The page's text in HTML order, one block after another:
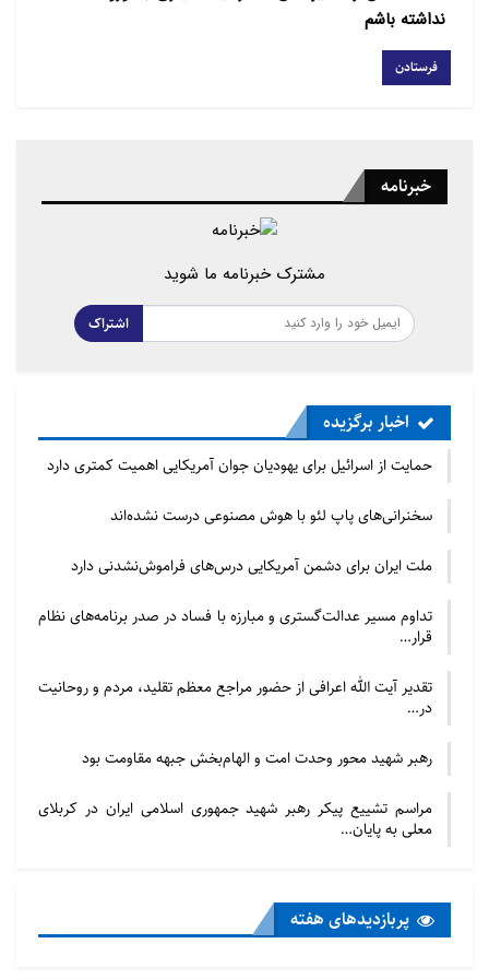
نداشته باشم
خبرنامه
مشترک خبرنامه ما شوید
اشتراک
اخبار برگزیده
حمایت از اسرائیل برای یهودیان جوان آمریکایی اهمیت کمتری دارد
سخنرانی‌های پاپ لئو با هوش مصنوعی درست نشده‌اند
ملت ایران برای دشمن آمریکایی درس‌های فراموش‌نشدنی دارد
تداوم مسیر عدالت‌گستری و مبارزه با فساد در صدر برنامه‌های نظام
قرار…
تقدیر آیت الله اعرافی از حضور مراجع معظم تقلید، مردم و روحانیت
در…
رهبر شهید محور وحدت امت و الهام‌بخش جبهه مقاومت بود
مراسم تشییع پیکر رهبر شهید جمهوری اسلامی ایران در کربلای
معلی به پایان…
پربازدید‌های هفته